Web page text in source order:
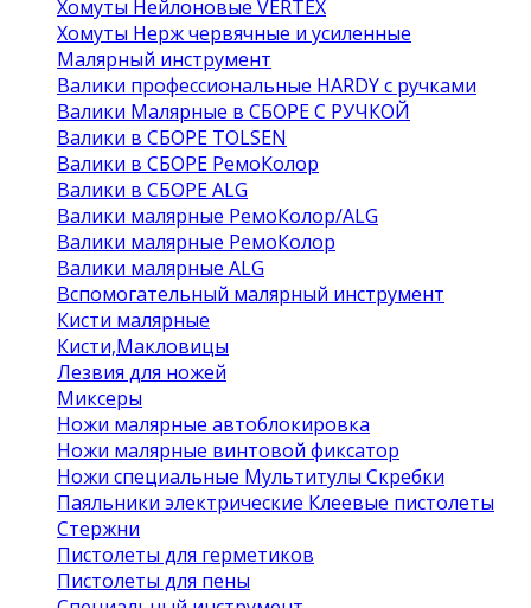
Хомуты Нейлоновые VERTEX
Хомуты Нерж червячные и усиленные
Малярный инструмент
Валики профессиональные HARDY с ручками
Валики Малярные в СБОРЕ С РУЧКОЙ
Валики в СБОРЕ TOLSEN
Валики в СБОРЕ РемоКолор
Валики в СБОРЕ ALG
Валики малярные РемоКолор/ALG
Валики малярные РемоКолор
Валики малярные ALG
Вспомогательный малярный инструмент
Кисти малярные
Кисти,Макловицы
Лезвия для ножей
Миксеры
Ножи малярные автоблокировка
Ножи малярные винтовой фиксатор
Ножи специальные Мультитулы Скребки
Паяльники электрические Клеевые пистолеты
Стержни
Пистолеты для герметиков
Пистолеты для пены